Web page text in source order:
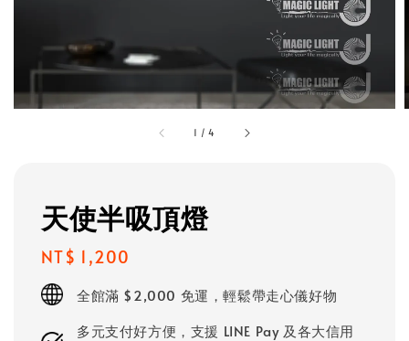
1 /4
天使半吸頂燈
Regular
price
NT$ 1,200
全館滿 $2,000 免運，輕鬆帶走心儀好物
多元支付好方便，支援 LINE Pay 及各大信用